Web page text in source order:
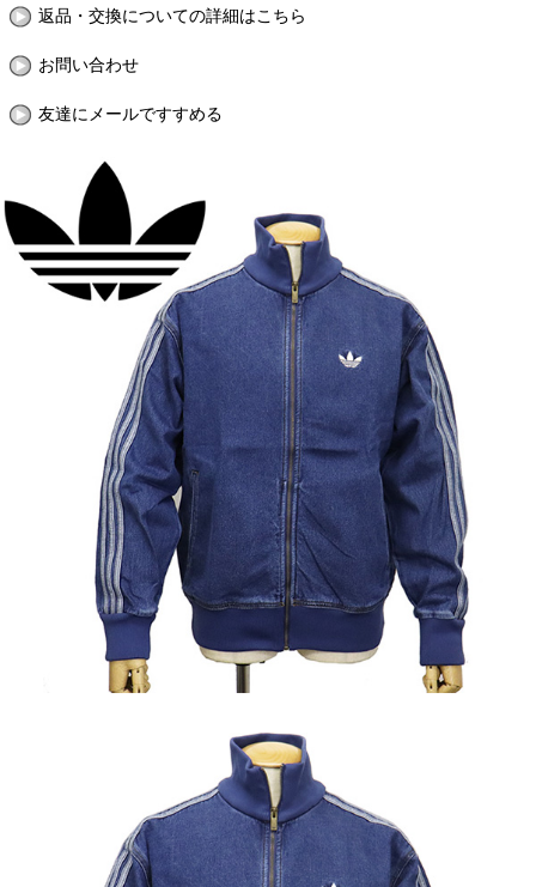
返品・交換についての詳細はこちら
お問い合わせ
友達にメールですすめる